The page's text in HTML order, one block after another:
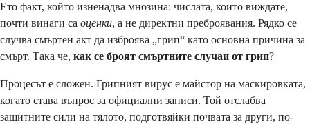
Ето факт, който изненадва мнозина: числата, които виждате,
почти винаги са оценки, а не директни преброявания. Рядко се
случва смъртен акт да изброява „грип“ като основна причина за
смърт. Така че, как се броят смъртните случаи от грип?
Процесът е сложен. Грипният вирус е майстор на маскировката,
когато става въпрос за официални записи. Той отслабва
защитните сили на тялото, подготвяйки почвата за други, по-